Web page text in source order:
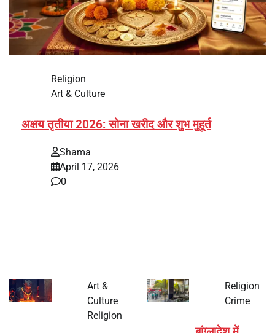
Religion
Art & Culture
अक्षय तृतीया 2026: सोना खरीद और शुभ मुहूर्त
Shama
April 17, 2026
0
Art &
Culture
Religion
Religion
Crime